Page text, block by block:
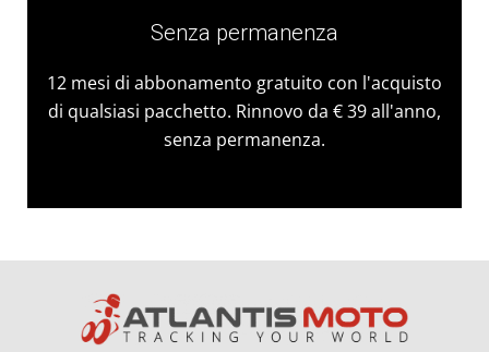
Senza permanenza
12 mesi di abbonamento gratuito con l'acquisto
di qualsiasi pacchetto. Rinnovo da € 39 all'anno,
senza permanenza.